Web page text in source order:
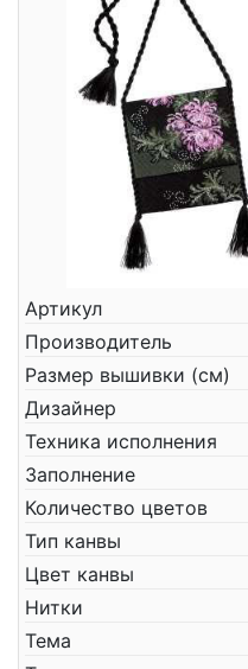
Артикул
Производитель
Размер вышивки (см)
Дизайнер
Техника исполнения
Заполнение
Количество цветов
Тип канвы
Цвет канвы
Нитки
Тема